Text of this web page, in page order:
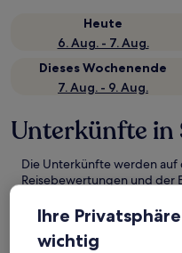
Heute
6. Aug. - 7. Aug.
Dieses Wochenende
7. Aug. - 9. Aug.
Unterkünfte in
Die Unterkünfte werden
Reisebewertungen und der
Hotels in Sekar überzeugen
Erlebnis der Reisenden.
Weniger
Ihre
wichtig